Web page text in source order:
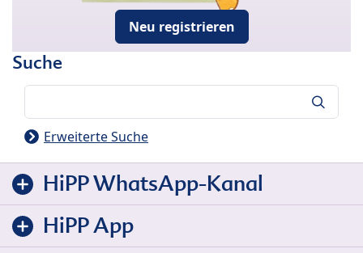
Neu registrieren
Suche
Erweiterte Suche
HiPP WhatsApp-Kanal
HiPP App